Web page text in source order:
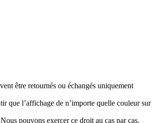
être retournés ou échangés uniquement
que l’affichage de n’importe quelle couleur sur
pouvons exercer ce droit au cas par cas.